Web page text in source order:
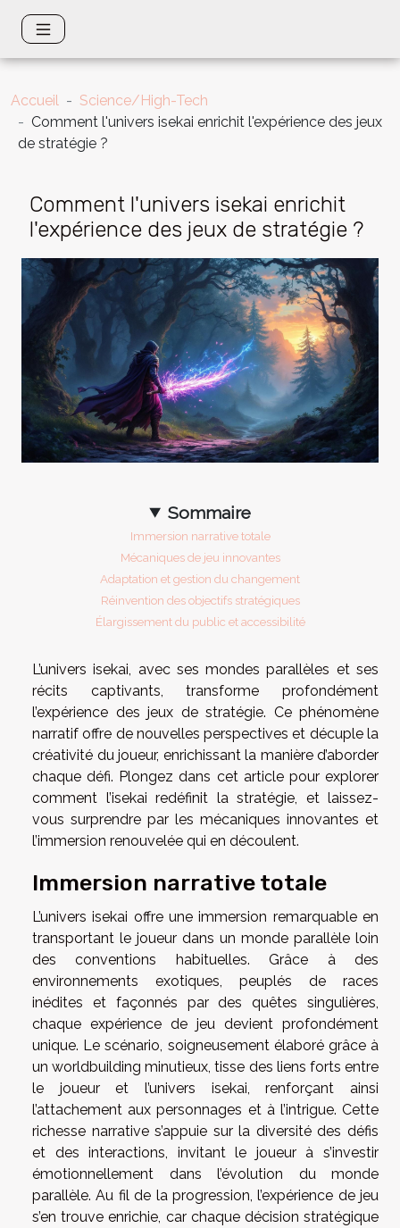
Accueil
Science/High-Tech
Comment l'univers isekai enrichit l'expérience des jeux
de stratégie ?
Comment l'univers isekai enrichit
l'expérience des jeux de stratégie ?
Sommaire
Immersion narrative totale
Mécaniques de jeu innovantes
Adaptation et gestion du changement
Réinvention des objectifs stratégiques
Élargissement du public et accessibilité
L’univers isekai, avec ses mondes parallèles et ses
récits captivants, transforme profondément
l’expérience des jeux de stratégie. Ce phénomène
narratif offre de nouvelles perspectives et décuple la
créativité du joueur, enrichissant la manière d’aborder
chaque défi. Plongez dans cet article pour explorer
comment l’isekai redéfinit la stratégie, et laissez-
vous surprendre par les mécaniques innovantes et
l’immersion renouvelée qui en découlent.
Immersion narrative totale
L’univers isekai offre une immersion remarquable en
transportant le joueur dans un monde parallèle loin
des conventions habituelles. Grâce à des
environnements exotiques, peuplés de races
inédites et façonnés par des quêtes singulières,
chaque expérience de jeu devient profondément
unique. Le scénario, soigneusement élaboré grâce à
un worldbuilding minutieux, tisse des liens forts entre
le joueur et l’univers isekai, renforçant ainsi
l’attachement aux personnages et à l’intrigue. Cette
richesse narrative s’appuie sur la diversité des défis
et des interactions, invitant le joueur à s’investir
émotionnellement dans l’évolution du monde
parallèle. Au fil de la progression, l’expérience de jeu
s’en trouve enrichie, car chaque décision stratégique